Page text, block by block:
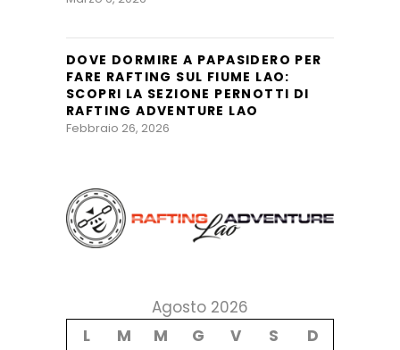
DOVE DORMIRE A PAPASIDERO PER
FARE RAFTING SUL FIUME LAO:
SCOPRI LA SEZIONE PERNOTTI DI
RAFTING ADVENTURE LAO
Febbraio 26, 2026
Agosto 2026
L
M M G V S
D